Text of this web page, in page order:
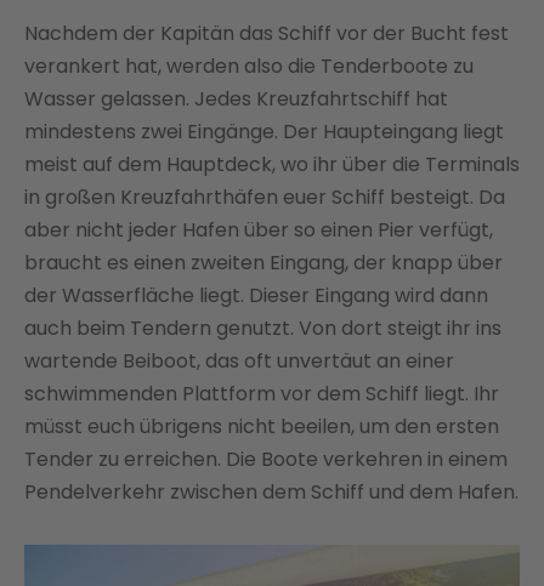
Nachdem der Kapitän das Schiff vor der Bucht fest
verankert hat, werden also die Tenderboote zu
Wasser gelassen. Jedes Kreuzfahrtschiff hat
mindestens zwei Eingänge. Der Haupteingang liegt
meist auf dem Hauptdeck, wo ihr über die Terminals
in großen Kreuzfahrthäfen euer Schiff besteigt. Da
aber nicht jeder Hafen über so einen Pier verfügt,
braucht es einen zweiten Eingang, der knapp über
der Wasserfläche liegt. Dieser Eingang wird dann
auch beim Tendern genutzt. Von dort steigt ihr ins
wartende Beiboot, das oft unvertäut an einer
schwimmenden Plattform vor dem Schiff liegt. Ihr
müsst euch übrigens nicht beeilen, um den ersten
Tender zu erreichen. Die Boote verkehren in einem
Pendelverkehr zwischen dem Schiff und dem Hafen.